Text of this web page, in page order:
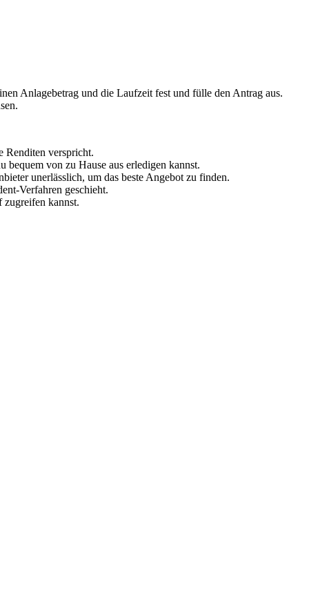
Anlagebetrag und die Laufzeit fest und fülle den Antrag aus.
Renditen verspricht.
von zu Hause aus erledigen kannst.
unerlässlich, um das beste Angebot zu finden.
Verfahren geschieht.
kannst.